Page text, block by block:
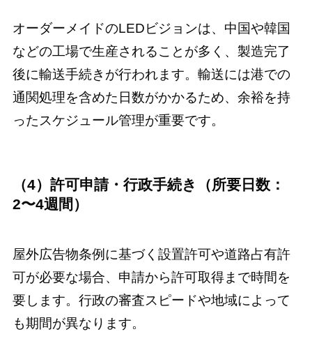
オーダーメイドのLEDビジョンは、中国や韓国
などの工場で生産されることが多く、製造完了
後に輸送手続きが行われます。輸送には港での
通関処理を含めた日数がかかるため、余裕を持
ったスケジュール管理が重要です。
（4）許可申請・行政手続き（所要日数：
2〜4週間）
屋外広告物条例に基づく設置許可や道路占有許
可が必要な場合、申請から許可取得まで時間を
要します。行政の審査スピードや地域によって
も期間が異なります。